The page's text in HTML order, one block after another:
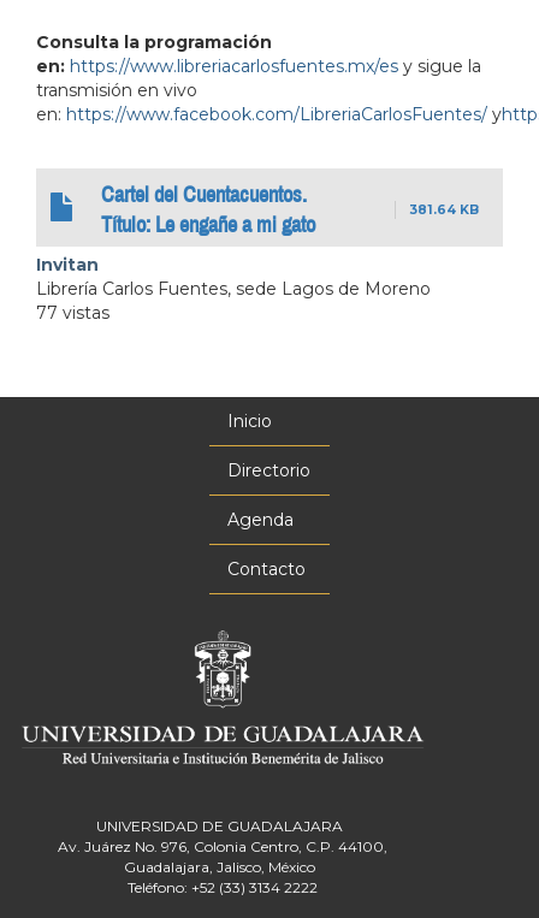
Consulta la programación
en: https://www.libreriacarlosfuentes.mx/es y sigue la
transmisión en vivo
en: https://www.facebook.com/LibreriaCarlosFuentes/ y
Cartel del Cuentacuentos.
Título: Le engañe a mi gato
381.64 KB
Invitan
Librería Carlos Fuentes, sede Lagos de Moreno
77 vistas
Inicio
Directorio
Agenda
Contacto
UNIVERSIDAD DE GUADALAJARA
Av. Juárez No. 976, Colonia Centro, C.P. 44100,
Guadalajara, Jalisco, México
Teléfono: +52 (33) 3134 2222